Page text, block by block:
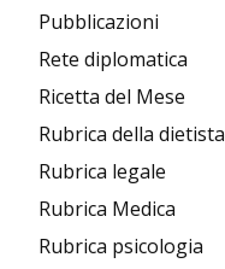
Pubblicazioni
Rete diplomatica
Ricetta del Mese
Rubrica della dietista
Rubrica legale
Rubrica Medica
Rubrica psicologia